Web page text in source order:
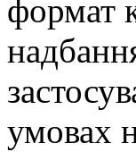
формат
умовах